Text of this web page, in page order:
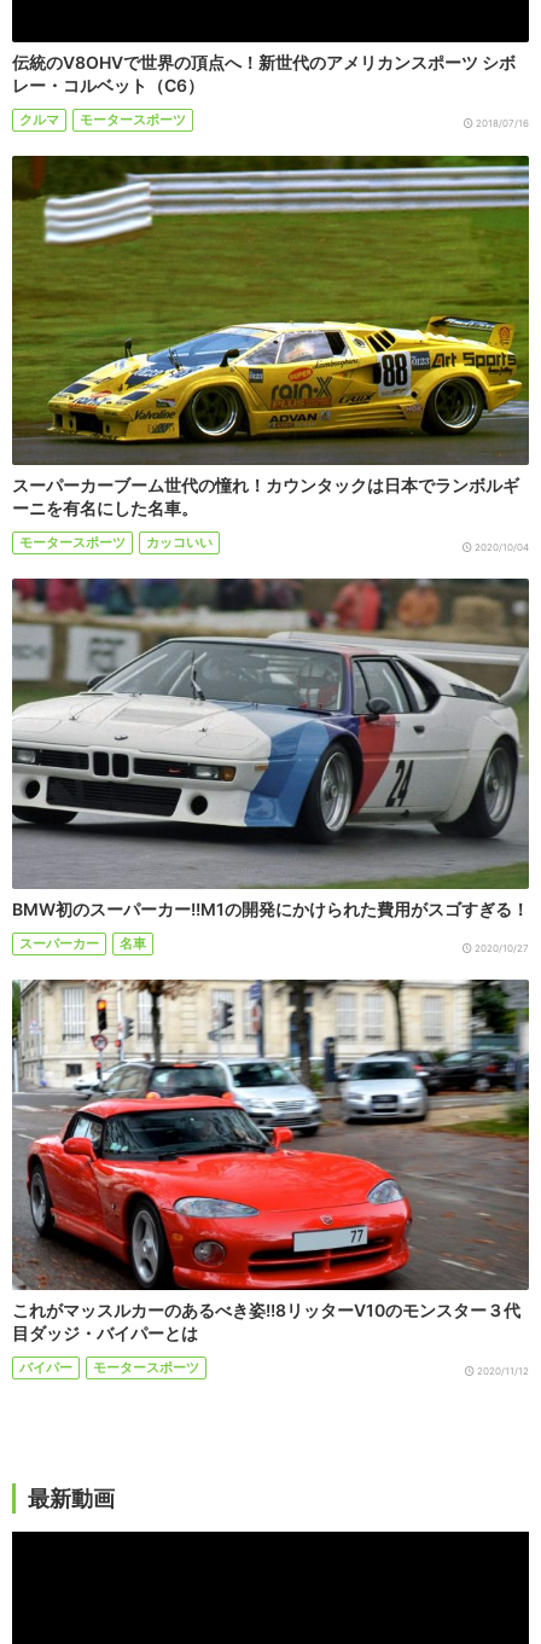
伝統のV8OHVで世界の頂点へ！新世代のアメリカンスポーツ シボ
レー・コルベット（C6）
クルマ モータースポーツ 2018/07/16
スーパーカーブーム世代の憧れ！カウンタックは日本でランボルギ
ーニを有名にした名車。
モータースポーツ カッコいい 2020/10/04
BMW初のスーパーカー!!M1の開発にかけられた費用がスゴすぎる！
スーパーカー 名車 2020/10/27
これがマッスルカーのあるべき姿!!8リッターV10のモンスター３代
目ダッジ・バイパーとは
バイパー モータースポーツ 2020/11/12
最新動画